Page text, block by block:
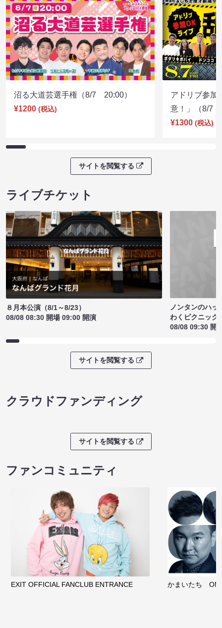
沼る大道芸選手権（8/7 20:00）
¥1200 (税込)
アドリブ参加
意！」（8/7
¥1300 (税込)
サイトを閲覧する
ライブチケット
８月本公演（8/1～8/23）
08/08 08:30 開場 09:00 開演
ノンタンのハッ
わくピクニック
08/08 09:30 開
サイトを閲覧する
クラウドファンディング
サイトを閲覧する
ファンコミュニティ
EXIT OFFICIAL FANCLUB ENTRANCE かまいたち